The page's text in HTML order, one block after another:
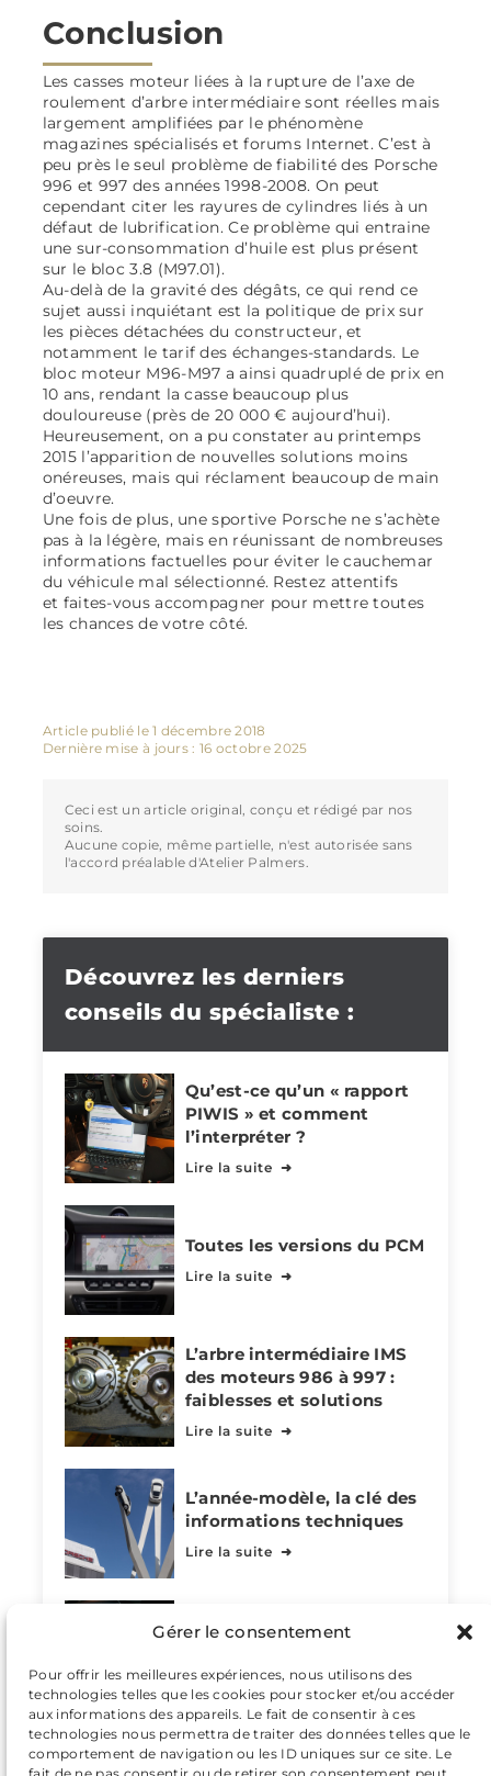
Gérer le consentement
Pour offrir les meilleures expériences, nous utilisons des
technologies telles que les cookies pour stocker et/ou accéder
aux informations des appareils. Le fait de consentir à ces
technologies nous permettra de traiter des données telles que le
comportement de navigation ou les ID uniques sur ce site. Le
Conclusion
Les casses moteur liées à la rupture de l’axe de
roulement d’arbre intermédiaire sont réelles mais
largement amplifiées par le phénomène
magazines spécialisés et forums Internet. C’est à
peu près le seul problème de fiabilité des Porsche
996 et 997 des années 1998-2008. On peut
cependant citer les rayures de cylindres liés à un
défaut de lubrification. Ce problème qui entraine
une sur-consommation d’huile est plus présent
sur le bloc 3.8 (M97.01).
Au-delà de la gravité des dégâts, ce qui rend ce
sujet aussi inquiétant est la politique de prix sur
les pièces détachées du constructeur, et
notamment le tarif des échanges-standards. Le
bloc moteur M96-M97 a ainsi quadruplé de prix en
10 ans, rendant la casse beaucoup plus
douloureuse (près de 20 000 € aujourd’hui).
Heureusement, on a pu constater au printemps
2015 l’apparition de nouvelles solutions moins
onéreuses, mais qui réclament beaucoup de main
d’oeuvre.
Une fois de plus, une sportive Porsche ne s’achète
pas à la légère, mais en réunissant de nombreuses
informations factuelles pour éviter le cauchemar
du véhicule mal sélectionné. Restez attentifs
et faites-vous accompagner pour mettre toutes
les chances de votre côté.
Découvrez les derniers
conseils du spécialiste :
Qu’est-ce qu’un « rapport
PIWIS » et comment
l’interpréter ?
Lire la suite
Toutes les versions du PCM
Lire la suite
L’arbre intermédiaire IMS
des moteurs 986 à 997 :
faiblesses et solutions
Lire la suite
L’année-modèle, la clé des
informations techniques
Lire la suite
La gamme GTS sur 911 et
Lire la suite
Article publié le 1 décembre 2018
Dernière mise à jours : 16 octobre 2025
Ceci est un article original, conçu et rédigé par nos
soins.
Aucune copie, même partielle, n'est autorisée sans
l'accord préalable d'Atelier Palmers.